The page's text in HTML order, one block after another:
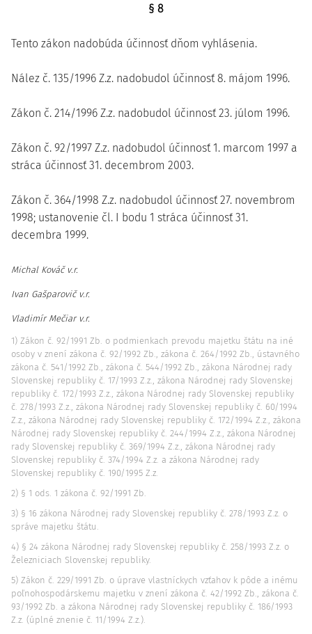
§ 8
Tento zákon nadobúda účinnosť dňom vyhlásenia.
Nález č. 135/1996 Z.z. nadobudol účinnosť 8. májom 1996.
Zákon č. 214/1996 Z.z. nadobudol účinnosť 23. júlom 1996.
Zákon č. 92/1997 Z.z. nadobudol účinnosť 1. marcom 1997 a
stráca účinnosť 31. decembrom 2003.
Zákon č. 364/1998 Z.z. nadobudol účinnosť 27. novembrom
1998; ustanovenie čl. I bodu 1 stráca účinnosť 31.
decembra 1999.
Michal Kováč v.r.
Ivan Gašparovič v.r.
Vladimír Mečiar v.r.
1) Zákon č. 92/1991 Zb. o podmienkach prevodu majetku štátu na iné
osoby v znení zákona č. 92/1992 Zb., zákona č. 264/1992 Zb., ústavného
zákona č. 541/1992 Zb., zákona č. 544/1992 Zb., zákona Národnej rady
Slovenskej republiky č. 17/1993 Z.z., zákona Národnej rady Slovenskej
republiky č. 172/1993 Z.z., zákona Národnej rady Slovenskej republiky
č. 278/1993 Z.z., zákona Národnej rady Slovenskej republiky č. 60/1994
Z.z., zákona Národnej rady Slovenskej republiky č. 172/1994 Z.z., zákona
Národnej rady Slovenskej republiky č. 244/1994 Z.z., zákona Národnej
rady Slovenskej republiky č. 369/1994 Z.z., zákona Národnej rady
Slovenskej republiky č. 374/1994 Z.z. a zákona Národnej rady
Slovenskej republiky č. 190/1995 Z.z.
2) § 1 ods. 1 zákona č. 92/1991 Zb.
3) § 16 zákona Národnej rady Slovenskej republiky č. 278/1993 Z.z. o
správe majetku štátu.
4) § 24 zákona Národnej rady Slovenskej republiky č. 258/1993 Z.z. o
Železniciach Slovenskej republiky.
5) Zákon č. 229/1991 Zb. o úprave vlastníckych vzťahov k pôde a inému
poľnohospodárskemu majetku v znení zákona č. 42/1992 Zb., zákona č.
93/1992 Zb. a zákona Národnej rady Slovenskej republiky č. 186/1993
Z.z. (úplné znenie č. 11/1994 Z.z.).